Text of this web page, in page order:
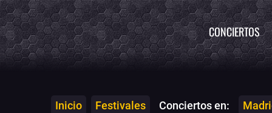
CONCIERTOS
Inicio Festivales Conciertos en: